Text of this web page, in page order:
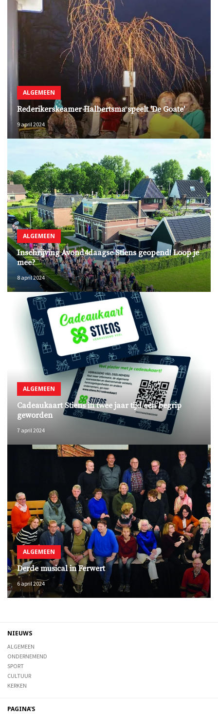
ALGEMEEN
Rederikerskeamer Halbertsma speelt 'De Goate'
9 april 2024
ALGEMEEN
Inschrijving Avond4daagse Stiens geopend! Loop je
mee?
8 april 2024
ALGEMEEN
Cadeaukaart Stiens in twee jaar tijd een begrip
geworden
7 april 2024
ALGEMEEN
Derde musical in Ferwert
6 april 2024
NIEUWS
ALGEMEEN
ONDERNEMEND
SPORT
CULTUUR
KERKEN
PAGINA'S